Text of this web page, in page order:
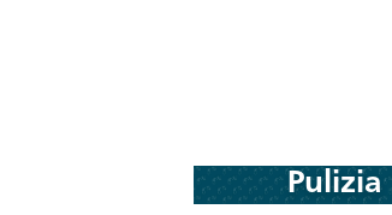
Pulizia